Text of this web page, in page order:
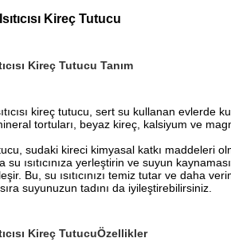
Kireç Tutucu
Kireç Tutucu Tanım
kireç tutucu, sert su kullanan evlerde
tortuları, beyaz kireç, kalsiyum ve
sudaki kireci kimyasal katkı maddeleri
su ısıtıcınıza yerleştirin ve suyun
Bu, su ısıtıcınızı temiz tutar ve daha
suyunuzun tadını da iyileştirebilirsiniz.
Kireç TutucuÖzellikler